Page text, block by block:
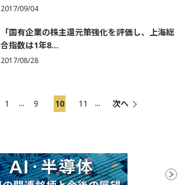
2017/09/04
「国有企業の株主還元策強化を評価し、上海総
合指数は1年8...
2017/08/28
1 ... 9 10 11 ... 次へ